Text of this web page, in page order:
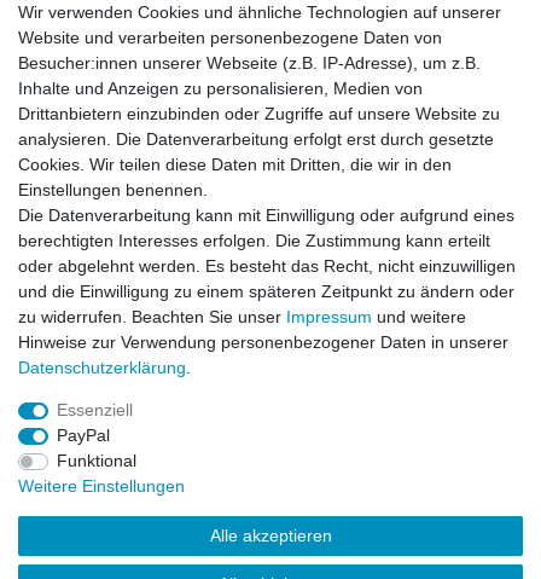
Artikel anzeigen
BDU Army Cargo Hose Dark Splinter
Artikel anzeigen
BDU Army Cargo Hose US-Army-Olive
Daten­schutz­erklärung
Wir verwenden Cookies und ähnliche Technologien auf unserer
Website und verarbeiten personenbezogene Daten von
Besucher:innen unserer Webseite (z.B. IP-Adresse), um z.B.
Inhalte und Anzeigen zu personalisieren, Medien von
Drittanbietern einzubinden oder Zugriffe auf unsere Website zu
analysieren. Die Datenverarbeitung erfolgt erst durch gesetzte
Cookies. Wir teilen diese Daten mit Dritten, die wir in den
Einstellungen benennen.
Die Datenverarbeitung kann mit Einwilligung oder aufgrund eines
berechtigten Interesses erfolgen. Die Zustimmung kann erteilt
oder abgelehnt werden. Es besteht das Recht, nicht einzuwilligen
und die Einwilligung zu einem späteren Zeitpunkt zu ändern oder
zu widerrufen. Beachten Sie unser Impressum und weitere
Hinweise zur Verwendung personenbezogener Daten in unserer
Daten­schutz­erklärung
Essenziell
PayPal
Funktional
Weitere Einstellungen
Alle akzeptieren